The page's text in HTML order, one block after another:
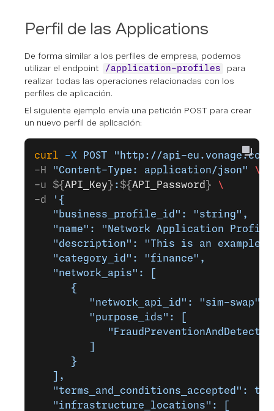
Perfil de las Applications
De forma similar a los perfiles de empresa, podemos
utilizar el endpoint
/application-profiles
para
realizar todas las operaciones relacionadas con los
perfiles de aplicación.
El siguiente ejemplo envía una petición POST para crear
un nuevo perfil de aplicación:
curl -X POST "http://api-
-H
"Content-Type: application/json"
\
-u ${ API_Key } : ${ API_Password }
\
-d
'{
   "business_profile_id": "string",
"name": "Network Application
"description": "This is an example
   "category_id": "finance",
   "network_apis": [
      {
         "network_api_id": "sim-swap",
         "purpose_ids": [
      }
   ],
"terms_and_conditions_accepted":
   "infrastructure_locations": [